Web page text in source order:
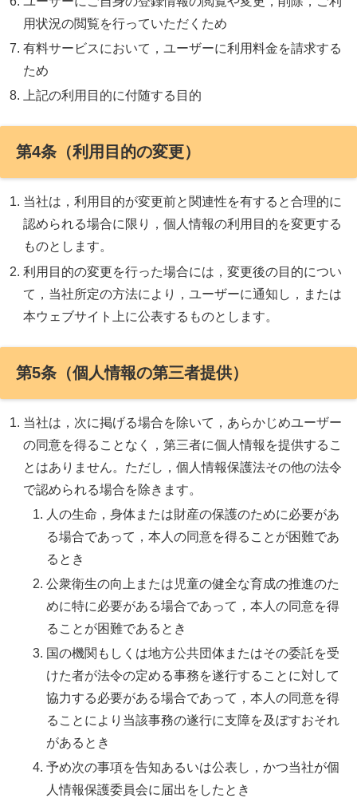
用状況の閲覧を行っていただくため
有料サービスにおいて，ユーザーに利用料金を請求する
ため
上記の利用目的に付随する目的
第4条（利用目的の変更）
当社は，利用目的が変更前と関連性を有すると合理的に
認められる場合に限り，個人情報の利用目的を変更する
ものとします。
利用目的の変更を行った場合には，変更後の目的につい
て，当社所定の方法により，ユーザーに通知し，または
本ウェブサイト上に公表するものとします。
第5条（個人情報の第三者提供）
当社は，次に掲げる場合を除いて，あらかじめユーザー
の同意を得ることなく，第三者に個人情報を提供するこ
とはありません。ただし，個人情報保護法その他の法令
で認められる場合を除きます。
人の生命，身体または財産の保護のために必要があ
る場合であって，本人の同意を得ることが困難であ
るとき
公衆衛生の向上または児童の健全な育成の推進のた
めに特に必要がある場合であって，本人の同意を得
ることが困難であるとき
国の機関もしくは地方公共団体またはその委託を受
けた者が法令の定める事務を遂行することに対して
協力する必要がある場合であって，本人の同意を得
ることにより当該事務の遂行に支障を及ぼすおそれ
があるとき
予め次の事項を告知あるいは公表し，かつ当社が個
人情報保護委員会に届出をしたとき